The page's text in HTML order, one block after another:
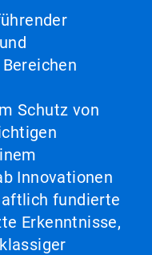
Schutz von
Innovationen
fundierte
Erkenntnisse,